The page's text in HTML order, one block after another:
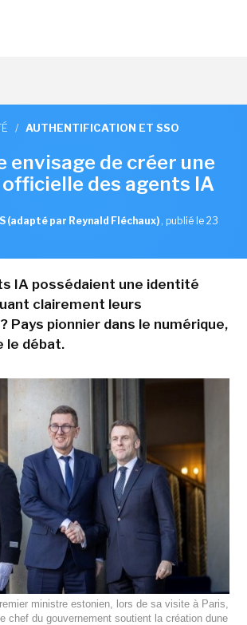
/ AUTHENTIFICATION ET SSO
envisage de créer une
des agents IA
(adapté par Reynald Fléchaux) , publié le 23
IA possédaient une identité
clairement leurs
Pays pionnier dans le numérique,
le débat.
ministre estonien, lors de sa visite à Paris,
chef du gouvernement soutient la création dune